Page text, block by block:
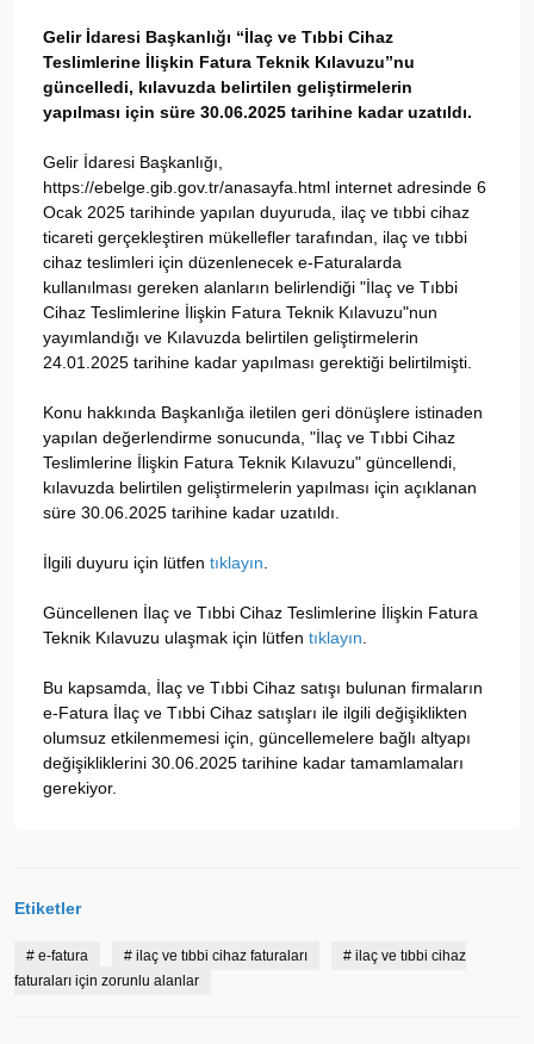
Gelir İdaresi Başkanlığı “İlaç ve Tıbbi Cihaz
Teslimlerine İlişkin Fatura Teknik Kılavuzu”nu
güncelledi, kılavuzda belirtilen geliştirmelerin
yapılması için süre 30.06.2025 tarihine kadar uzatıldı.
Gelir İdaresi Başkanlığı,
https://ebelge.gib.gov.tr/anasayfa.html internet adresinde 6
Ocak 2025 tarihinde yapılan duyuruda, ilaç ve tıbbi cihaz
ticareti gerçekleştiren mükellefler tarafından, ilaç ve tıbbi
cihaz teslimleri için düzenlenecek e-Faturalarda
kullanılması gereken alanların belirlendiği "İlaç ve Tıbbi
Cihaz Teslimlerine İlişkin Fatura Teknik Kılavuzu"nun
yayımlandığı ve Kılavuzda belirtilen geliştirmelerin
24.01.2025 tarihine kadar yapılması gerektiği belirtilmişti.
Konu hakkında Başkanlığa iletilen geri dönüşlere istinaden
yapılan değerlendirme sonucunda, "İlaç ve Tıbbi Cihaz
Teslimlerine İlişkin Fatura Teknik Kılavuzu" güncellendi,
kılavuzda belirtilen geliştirmelerin yapılması için açıklanan
süre 30.06.2025 tarihine kadar uzatıldı.
İlgili duyuru için lütfen tıklayın.
Güncellenen İlaç ve Tıbbi Cihaz Teslimlerine İlişkin Fatura
Teknik Kılavuzu ulaşmak için lütfen tıklayın.
Bu kapsamda, İlaç ve Tıbbi Cihaz satışı bulunan firmaların
e-Fatura İlaç ve Tıbbi Cihaz satışları ile ilgili değişiklikten
olumsuz etkilenmemesi için, güncellemelere bağlı altyapı
değişikliklerini 30.06.2025 tarihine kadar tamamlamaları
gerekiyor.
Etiketler
# e-fatura # ilaç ve tıbbi cihaz faturaları # ilaç ve tıbbi cihaz
faturaları için zorunlu alanlar